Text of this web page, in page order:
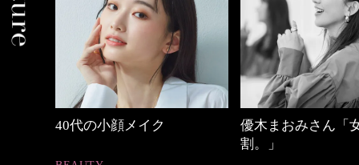
優木まおみさん「女の時間
心地よくいられる
とは